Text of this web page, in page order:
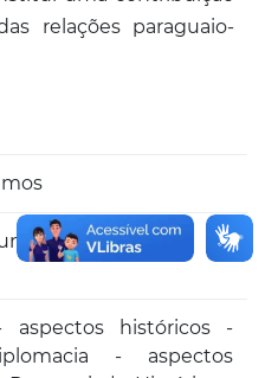
relações paraguaio-
Alexandre de
aspectos históricos -
- aspectos